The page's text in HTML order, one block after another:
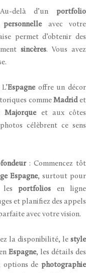
delà d’unportfolio
personnelleavec votre
permet d’obtenir des
sincères. Vous avez
Espagneoffre un décor
commeMadridet
Majorqueet aux côtes
célèbrent ce sens
: Commencez tôt
Espagne, surtout pour
les portfolios en ligne
et planifiez des appels
avec votre vision.
la disponibilité, lestyle
Espagne, les détails des
options dephotographie